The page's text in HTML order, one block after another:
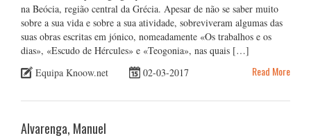
na Beócia, região central da Grécia. Apesar de não se saber muito
sobre a sua vida e sobre a sua atividade, sobreviveram algumas das
suas obras escritas em jónico, nomeadamente «Os trabalhos e os
dias», «Escudo de Hércules» e «Teogonia», nas quais […]
Equipa Knoow.net
02-03-2017 Read More
Alvarenga, Manuel